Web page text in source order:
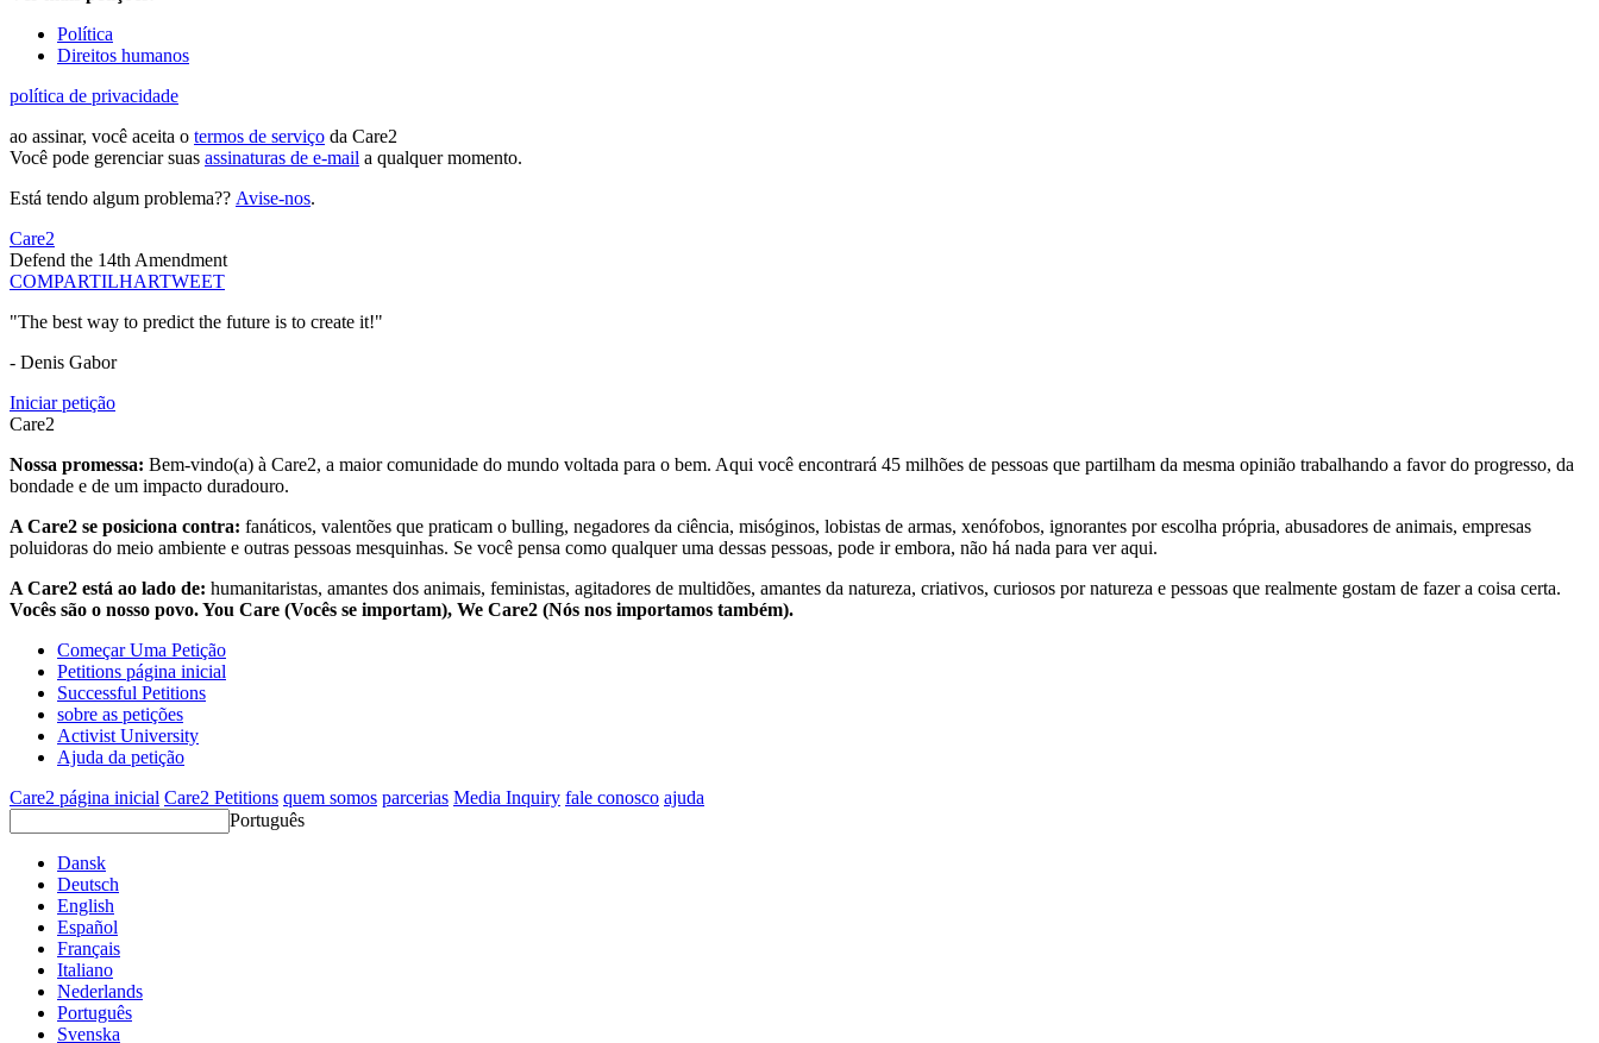
Política
Direitos humanos
política de privacidade
ao assinar, você aceita o termos de serviço da Care2
Você pode gerenciar suas assinaturas de e-mail a qualquer momento.
Está tendo algum problema?? Avise-nos.
Care2
Defend the 14th Amendment
COMPARTILHARTWEET
"The best way to predict the future is to create it!"
- Denis Gabor
Iniciar petição
Care2
Nossa promessa: Bem-vindo(a) à Care2, a maior comunidade do mundo voltada para o bem. Aqui você encontrará 45 milhões de pessoas que partilham da mesma opinião trabalhando a favor do progresso, da
bondade e de um impacto duradouro.
A Care2 se posiciona contra: fanáticos, valentões que praticam o bulling, negadores da ciência, misóginos, lobistas de armas, xenófobos, ignorantes por escolha própria, abusadores de animais, empresas
poluidoras do meio ambiente e outras pessoas mesquinhas. Se você pensa como qualquer uma dessas pessoas, pode ir embora, não há nada para ver aqui.
A Care2 está ao lado de: humanitaristas, amantes dos animais, feministas, agitadores de multidões, amantes da natureza, criativos, curiosos por natureza e pessoas que realmente gostam de fazer a coisa certa.
Vocês são o nosso povo. You Care (Vocês se importam), We Care2 (Nós nos importamos também).
Começar Uma Petição
Petitions página inicial
Successful Petitions
sobre as petições
Activist University
Ajuda da petição
Care2 página inicial Care2 Petitions quem somos parcerias Media Inquiry fale conosco ajuda
Português
Dansk
Deutsch
English
Español
Français
Italiano
Nederlands
Português
Svenska